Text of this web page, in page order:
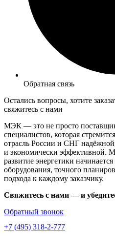
Обратная связь
Остались вопросы, хотите
свяжитесь с нами
МЭК — это не просто
специалистов, которая
отрасль России и СНГ
и экономически эффективной.
развитие энергетики
оборудования, точного
подхода к каждому заказчику.
Свяжитесь с нами — и
Обратный звонок
+7 (495) 318-2-777